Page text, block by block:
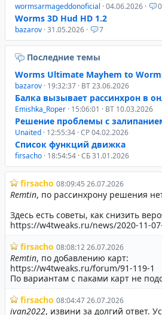
wormsarmageddonoficial · 04.06.2026 · 0
Worms 3D Hud HD 1.2
bazarov · 31.05.2026 · 7
Последние темы
Worms Ultimate Mayhem to
bazarov · 19:32:37 · ВТ 23.06.2026
Балка вызывает рассинхрон в
Emishka_Roper · 15:06:01 · ВТ 10.03.2026
Решение проблемы с
Unaited · 12:55:34 · СР 04.02.2026
Список функций движка
firsacho · 18:54:54 · СБ 31.01.2026